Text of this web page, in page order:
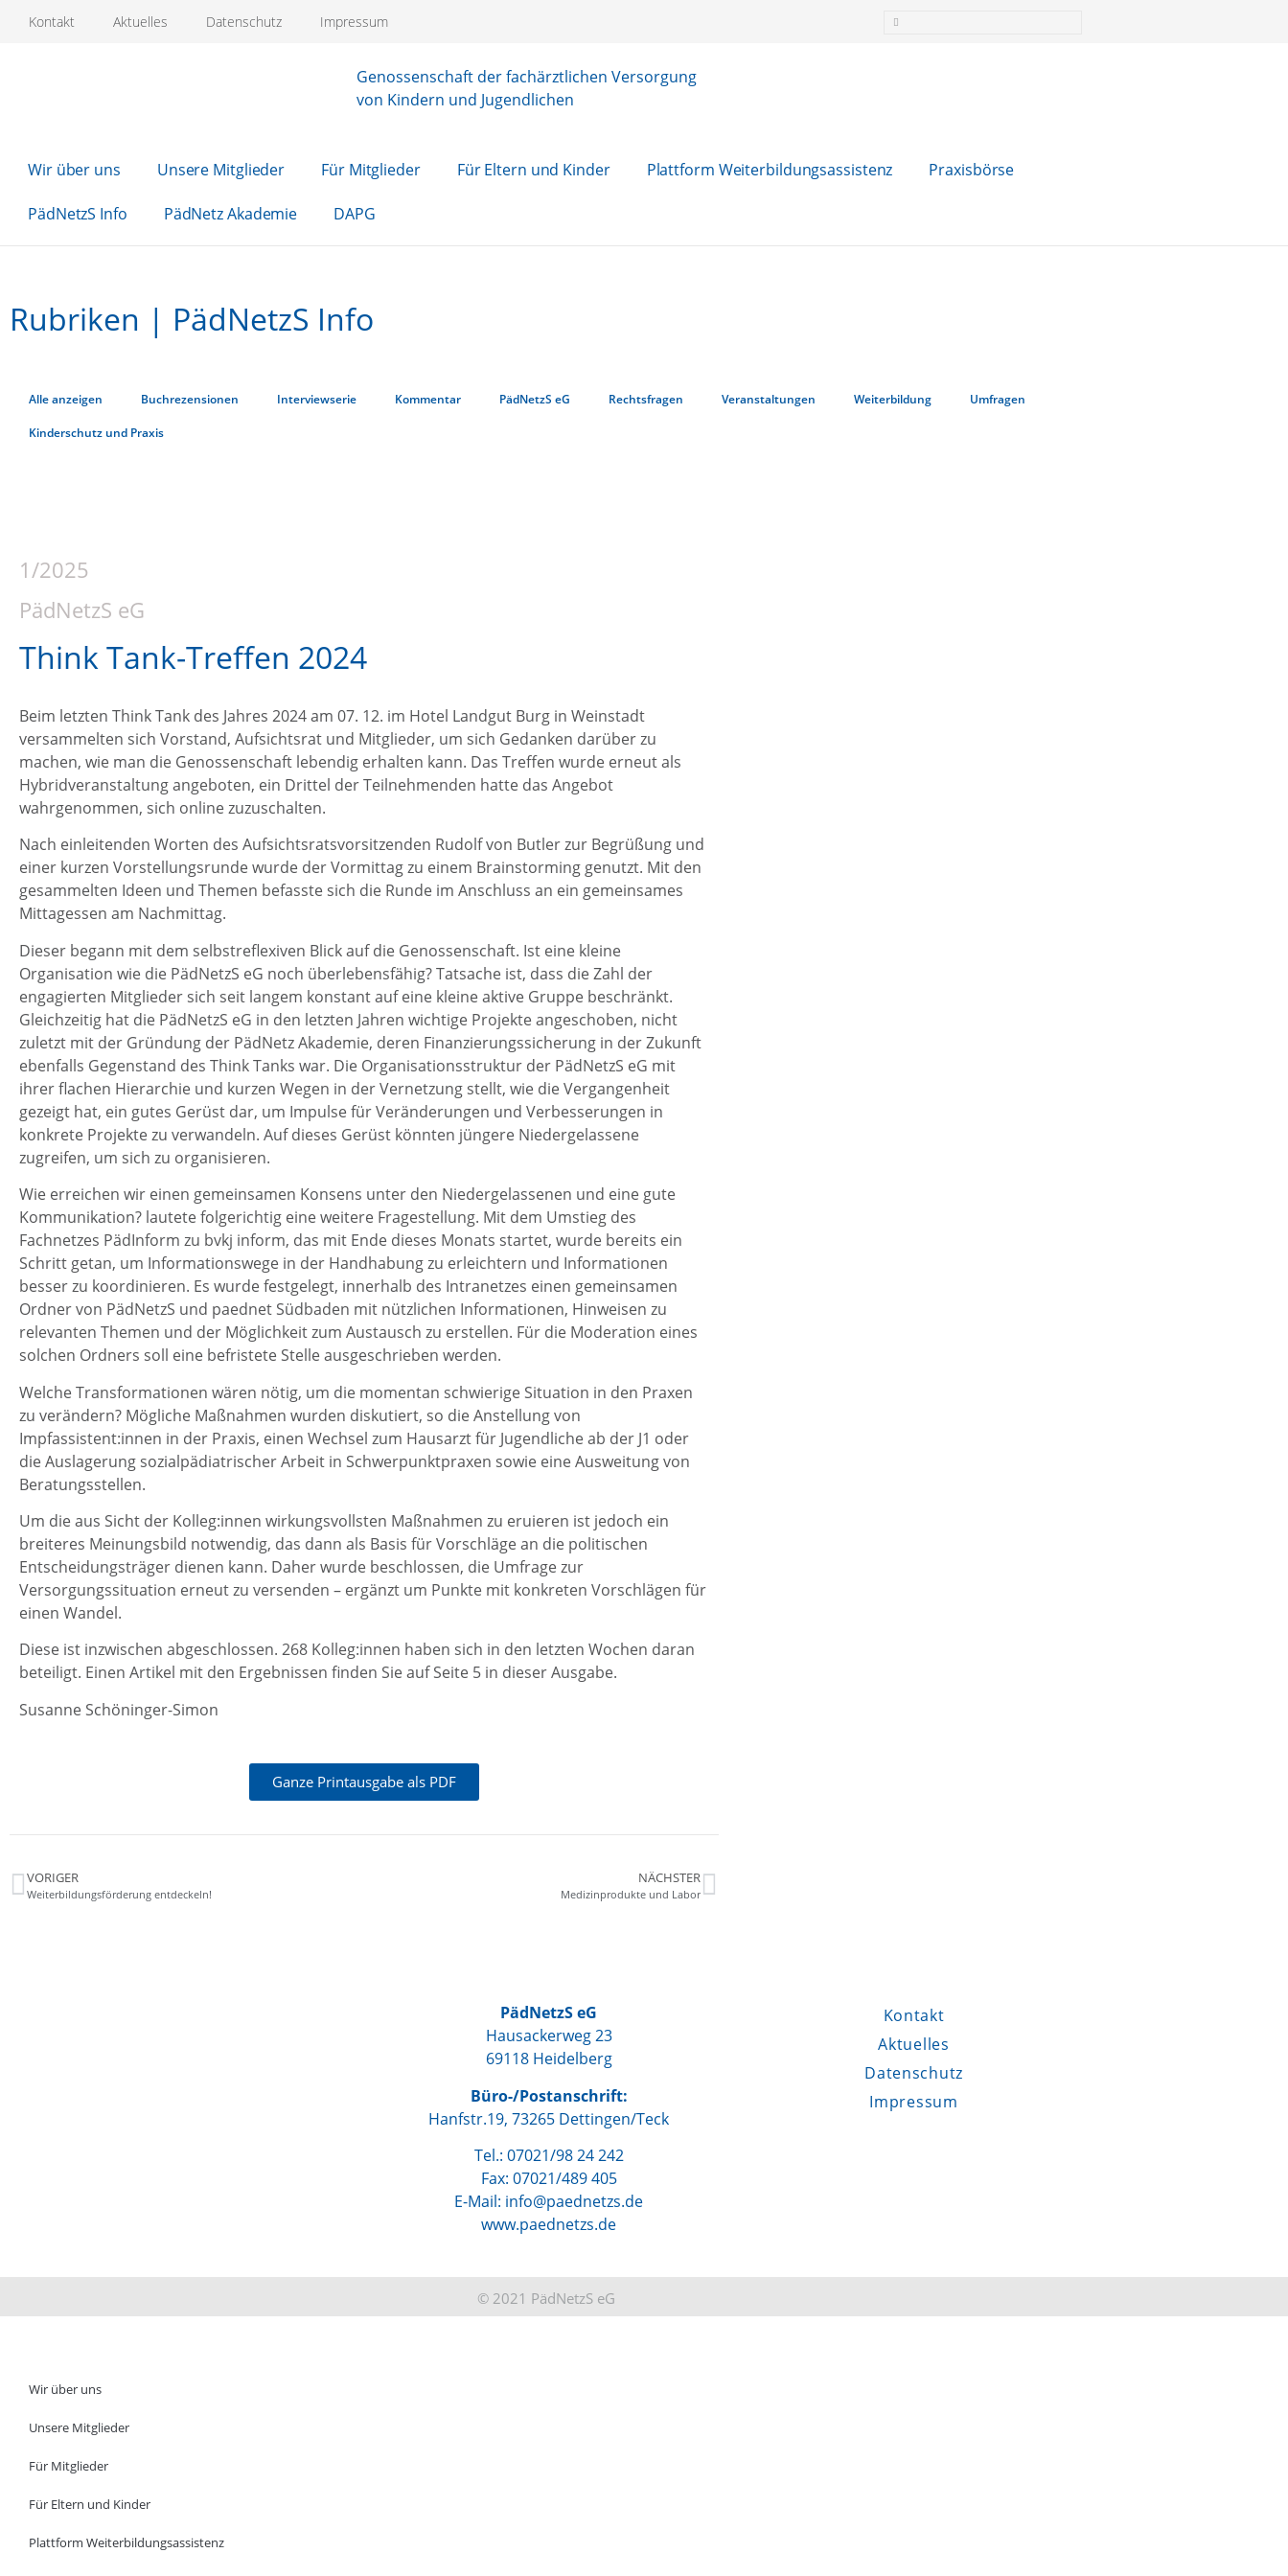
Kontakt Aktuelles Datenschutz Impressum
Genossenschaft der fachärztlichen Versorgung
von Kindern und Jugendlichen
Wir über uns Unsere Mitglieder Für Mitglieder Für Eltern und Kinder Plattform Weiterbildungsassistenz Praxisbörse
PädNetzS Info PädNetz Akademie DAPG
Rubriken | PädNetzS Info
Alle anzeigen Buchrezensionen Interviewserie Kommentar PädNetzS eG Rechtsfragen Veranstaltungen Weiterbildung Umfragen
Kinderschutz und Praxis
1/2025
PädNetzS eG
Think Tank-Treffen 2024
Beim letzten Think Tank des Jahres 2024 am 07. 12. im Hotel Landgut Burg in Weinstadt
versammelten sich Vorstand, Aufsichtsrat und Mitglieder, um sich Gedanken darüber zu
machen, wie man die Genossenschaft lebendig erhalten kann. Das Treffen wurde erneut als
Hybridveranstaltung angeboten, ein Drittel der Teilnehmenden hatte das Angebot
wahrgenommen, sich online zuzuschalten.
Nach einleitenden Worten des Aufsichtsratsvorsitzenden Rudolf von Butler zur Begrüßung und
einer kurzen Vorstellungsrunde wurde der Vormittag zu einem Brainstorming genutzt. Mit den
gesammelten Ideen und Themen befasste sich die Runde im Anschluss an ein gemeinsames
Mittagessen am Nachmittag.
Dieser begann mit dem selbstreflexiven Blick auf die Genossenschaft. Ist eine kleine
Organisation wie die PädNetzS eG noch überlebensfähig? Tatsache ist, dass die Zahl der
engagierten Mitglieder sich seit langem konstant auf eine kleine aktive Gruppe beschränkt.
Gleichzeitig hat die PädNetzS eG in den letzten Jahren wichtige Projekte angeschoben, nicht
zuletzt mit der Gründung der PädNetz Akademie, deren Finanzierungssicherung in der Zukunft
ebenfalls Gegenstand des Think Tanks war. Die Organisationsstruktur der PädNetzS eG mit
ihrer flachen Hierarchie und kurzen Wegen in der Vernetzung stellt, wie die Vergangenheit
gezeigt hat, ein gutes Gerüst dar, um Impulse für Veränderungen und Verbesserungen in
konkrete Projekte zu verwandeln. Auf dieses Gerüst könnten jüngere Niedergelassene
zugreifen, um sich zu organisieren.
Wie erreichen wir einen gemeinsamen Konsens unter den Niedergelassenen und eine gute
Kommunikation? lautete folgerichtig eine weitere Fragestellung. Mit dem Umstieg des
Fachnetzes PädInform zu bvkj inform, das mit Ende dieses Monats startet, wurde bereits ein
Schritt getan, um Informationswege in der Handhabung zu erleichtern und Informationen
besser zu koordinieren. Es wurde festgelegt, innerhalb des Intranetzes einen gemeinsamen
Ordner von PädNetzS und paednet Südbaden mit nützlichen Informationen, Hinweisen zu
relevanten Themen und der Möglichkeit zum Austausch zu erstellen. Für die Moderation eines
solchen Ordners soll eine befristete Stelle ausgeschrieben werden.
Welche Transformationen wären nötig, um die momentan schwierige Situation in den Praxen
zu verändern? Mögliche Maßnahmen wurden diskutiert, so die Anstellung von
Impfassistent:innen in der Praxis, einen Wechsel zum Hausarzt für Jugendliche ab der J1 oder
die Auslagerung sozialpädiatrischer Arbeit in Schwerpunktpraxen sowie eine Ausweitung von
Beratungsstellen.
Um die aus Sicht der Kolleg:innen wirkungsvollsten Maßnahmen zu eruieren ist jedoch ein
breiteres Meinungsbild notwendig, das dann als Basis für Vorschläge an die politischen
Entscheidungsträger dienen kann. Daher wurde beschlossen, die Umfrage zur
Versorgungssituation erneut zu versenden – ergänzt um Punkte mit konkreten Vorschlägen für
einen Wandel.
Diese ist inzwischen abgeschlossen. 268 Kolleg:innen haben sich in den letzten Wochen daran
beteiligt. Einen Artikel mit den Ergebnissen finden Sie auf Seite 5 in dieser Ausgabe.
Susanne Schöninger-Simon
Ganze Printausgabe als PDF
VORIGER
Weiterbildungsförderung entdeckeln!
NÄCHSTER
Medizinprodukte und Labor
PädNetzS eG
Hausackerweg 23
69118 Heidelberg
Büro-/Postanschrift:
Hanfstr.19, 73265 Dettingen/Teck
Tel.: 07021/98 24 242
Fax: 07021/489 405
E-Mail: info@paednetzs.de
www.paednetzs.de
Kontakt
Aktuelles
Datenschutz
Impressum
© 2021 PädNetzS eG
Wir über uns
Unsere Mitglieder
Für Mitglieder
Für Eltern und Kinder
Plattform Weiterbildungsassistenz